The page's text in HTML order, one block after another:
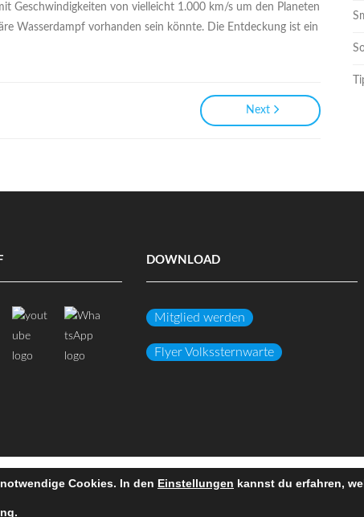
Geschwindigkeiten von vielleicht 1.000 km/s um den Planeten
Wasserdampf vorhanden sein könnte. Die Entdeckung ist ein
Next
DOWNLOAD
Mitglied werden
Flyer Volkssternwarte
DATENSCHUTZ IMPRESSUM
Cookies. In den Einstellungen kannst du erfahren,
.